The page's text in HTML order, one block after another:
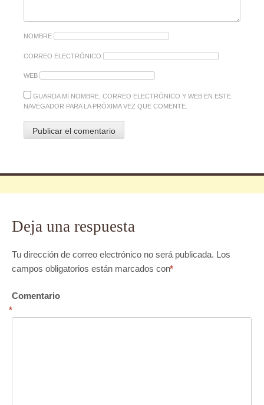
NOMBRE
CORREO ELECTRÓNICO
WEB
GUARDA MI NOMBRE, CORREO ELECTRÓNICO Y WEB EN ESTE
NAVEGADOR PARA LA PRÓXIMA VEZ QUE COMENTE.
Deja una respuesta
Tu dirección de correo electrónico no será publicada. Los
campos obligatorios están marcados con*
Comentario
*